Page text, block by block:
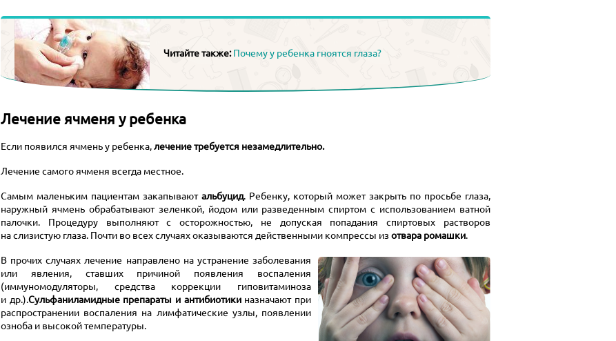
Читайте также:Почему у ребенка гноятся глаза?
Лечение ячменя у ребенка
Если появился ячмень у ребенка,лечение требуется незамедлительно.
Лечение самого ячменя всегда местное.
Самым маленьким пациентам закапывают альбуцид. Ребенку, который может закрыть по просьбе глаза,
наружный ячмень обрабатывают зеленкой, йодом или разведенным спиртом с использованием ватной
палочки. Процедуру выполняют с осторожностью, не допуская попадания спиртовых растворов
на слизистую глаза. Почти во всех случаях оказываются действенными компрессы из отвара ромашки.
В прочих случаях лечение направлено на устранение заболевания
или явления, ставших причиной появления воспаления
(иммуномодуляторы, средства коррекции гиповитаминоза
и др.).Сульфаниламидные препараты и антибиотикиназначают при
распространении воспаления на лимфатические узлы, появлении
озноба и высокой температуры.